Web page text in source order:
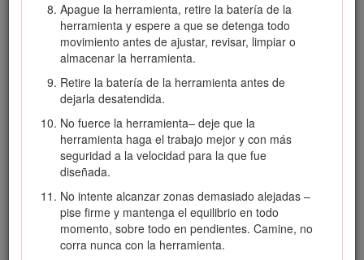
Apague la herramienta, retire la batería de la
herramienta y espere a que se detenga todo
movimiento antes de ajustar, revisar, limpiar o
almacenar la herramienta.
Retire la batería de la herramienta antes de
dejarla desatendida.
No fuerce la herramienta– deje que la
herramienta haga el trabajo mejor y con más
seguridad a la velocidad para la que fue
diseñada.
No intente alcanzar zonas demasiado alejadas –
pise firme y mantenga el equilibrio en todo
momento, sobre todo en pendientes. Camine, no
corra nunca con la herramienta.
Advertencia
Al utilizar herramientas de jardinería eléctricas, lea
y observe siempre las normas básicas de
seguridad y las instrucciones, a fin de reducir el
riesgo de incendio, descarga eléctrica y lesiones
personales:
Lea todas las instrucciones
I. Formación
El operador de la herramienta es responsable de
cualquier accidente o peligro que afecte a otras
personas o a su propiedad.